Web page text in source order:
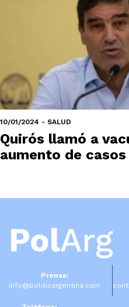
10/01/2024 - SALUD
Quirós llamó a
aumento de
PolArg
Prensa:
info@politicargentina.com